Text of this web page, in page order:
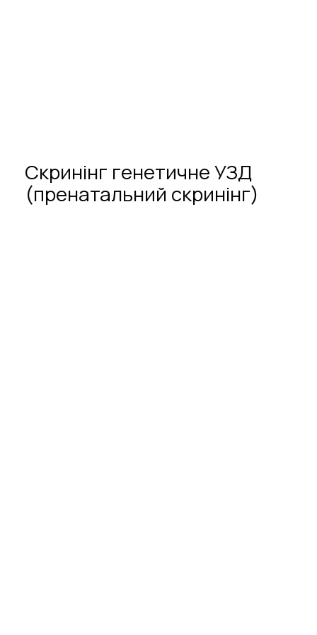
Скринінг генетичнеУЗД
(пренатальний скринінг)